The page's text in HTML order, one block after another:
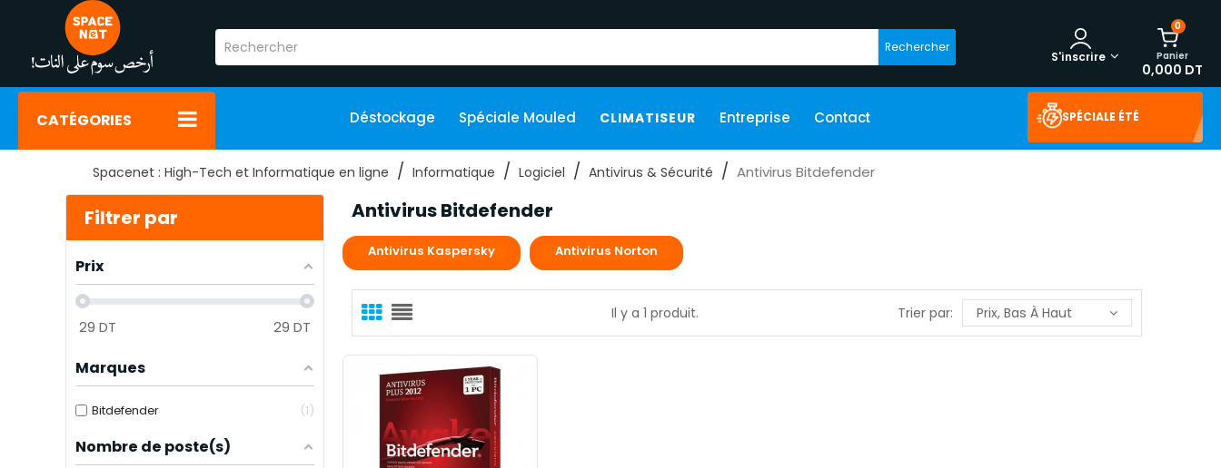
Rechercher
0
Panier
0,000 DT
S'inscrire
CATÉGORIES Déstockage Spéciale Mouled CLIMATISEUR Entreprise Contact SPÉCIALE ÉTÉ
Spacenet : High-Tech et Informatique en ligne Informatique Logiciel Antivirus & Sécurité Antivirus Bitdefender
Filtrer par
Prix
29 DT 29 DT
Marques
Bitdefender 1
Nombre de poste(s)
Antivirus Bitdefender
Antivirus Kaspersky Antivirus Norton
Il y a 1 produit. Trier par: Prix, Bas À Haut